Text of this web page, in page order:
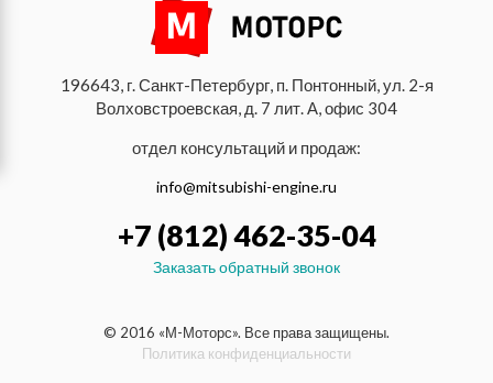
196643, г. Санкт-Петербург, п. Понтонный, ул. 2-я
Волховстроевская, д. 7 лит. А, офис 304
отдел консультаций и продаж:
info@mitsubishi-engine.ru
+7 (812) 462-35-04
Заказать обратный звонок
© 2016 «М-Моторс». Все права защищены.
Политика конфиденциальности